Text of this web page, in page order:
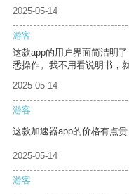
2025-05-14
游客
这款app的用户界面简洁明
悉操作。我不用看说明书，
2025-05-14
游客
这款加速器app的价格有点
2025-05-14
游客